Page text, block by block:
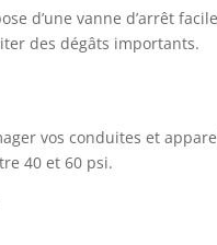
d’une vanne d’arrêt
des dégâts importants.
vos conduites et
40 et 60 psi.